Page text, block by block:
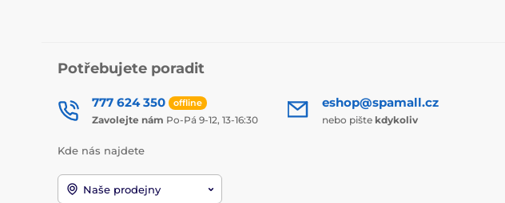
Potřebujete poradit
777 624 350 offline
Zavolejte nám Po-Pá 9-12, 13-16:30
eshop@spamall.cz
nebo pište kdykoliv
Kde nás najdete
Naše prodejny